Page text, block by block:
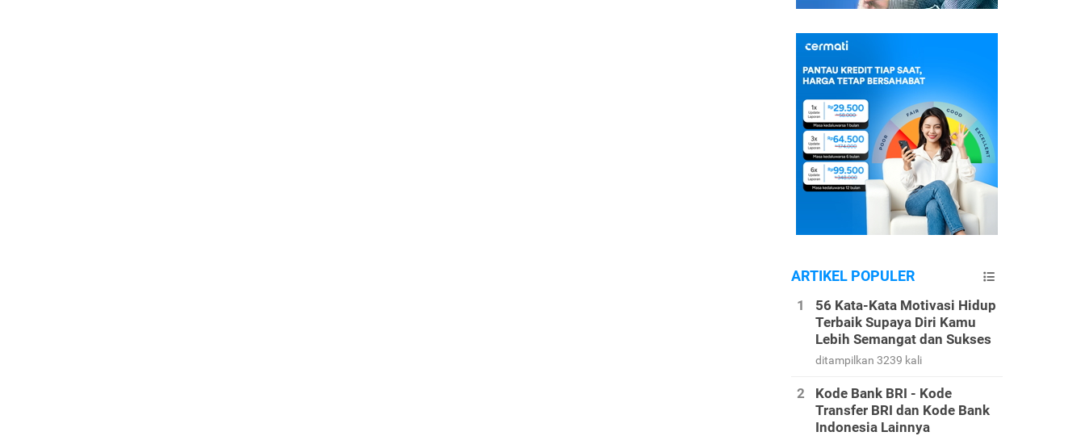
ARTIKEL POPULER
56 Kata-Kata Motivasi Hidup
Terbaik Supaya Diri Kamu
Lebih Semangat dan Sukses
ditampilkan 3239 kali
Kode Bank BRI - Kode
Transfer BRI dan Kode Bank
Indonesia Lainnya